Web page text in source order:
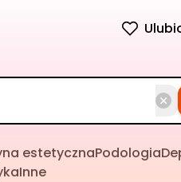
estetycznaPodologia
Inne